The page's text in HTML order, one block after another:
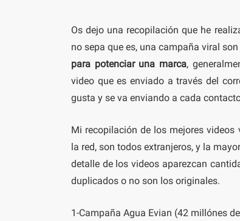
Os dejo una recopilación que he
no sepa que es, una campaña viral
para potenciar una marca,
video que es enviado a través del
gusta y se va enviando a cada
Mi recopilación de los mejores
la red, son todos extranjeros, y la
detalle de los videos aparezcan
duplicados o no son los originales.
1-Campaña Agua Evian (42 millónes